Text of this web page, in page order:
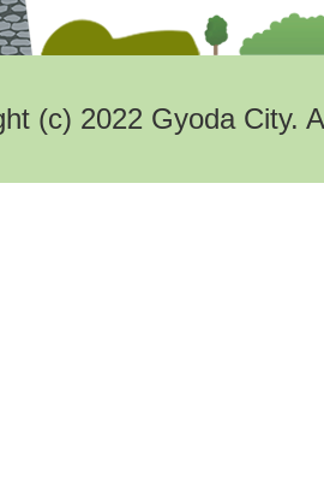
(c) 2022 Gyoda City.